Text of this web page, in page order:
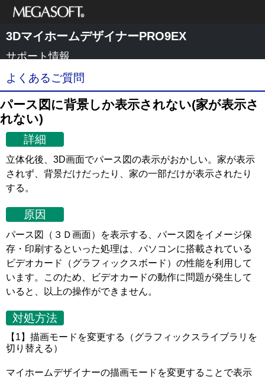
メガソフト株式
会社
3DマイホームデザイナーPRO9EX
サポート情報
よくあるご質問
パース図に背景しか表示されない(家が表示さ
れない)
詳細
立体化後、3D画面でパース図の表示がおかしい。家が表示
されず、背景だけだったり、家の一部だけが表示されたり
する。
原因
パース図（３Ｄ画面）を表示する、パース図をイメージ保
存・印刷するといった処理は、パソコンに搭載されている
ビデオカード（グラフィックスボード）の性能を利用して
います。このため、ビデオカードの動作に問題が発生して
いると、以上の操作ができません。
対処方法
【1】描画モードを変更する（グラフィックスライブラリを
切り替える）
マイホームデザイナーの描画モードを変更することで表示